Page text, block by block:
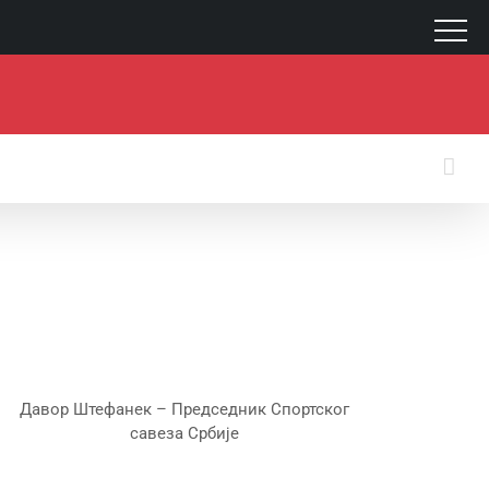
Давор Штефанек – Председник Спортског
савеза Србије